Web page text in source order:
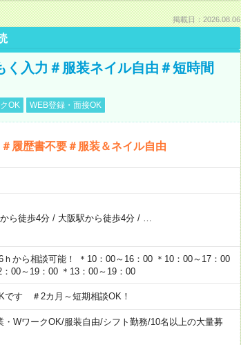
掲載日：2026.08.06
く入力＃服装ネイル自由＃短時間
OK WEB登録・面接OK
履歴書不要＃服装＆ネイル自由
ら徒歩4分/ 大阪駅から徒歩4分/
から相談可能！ ＊10：00～16：00 ＊10：00～17：00
00～19：00 ＊13：00～19：00
です ＃2カ月～短期相談OK！
・WワークOK/服装自由/シフト勤務/10名以上の大量募